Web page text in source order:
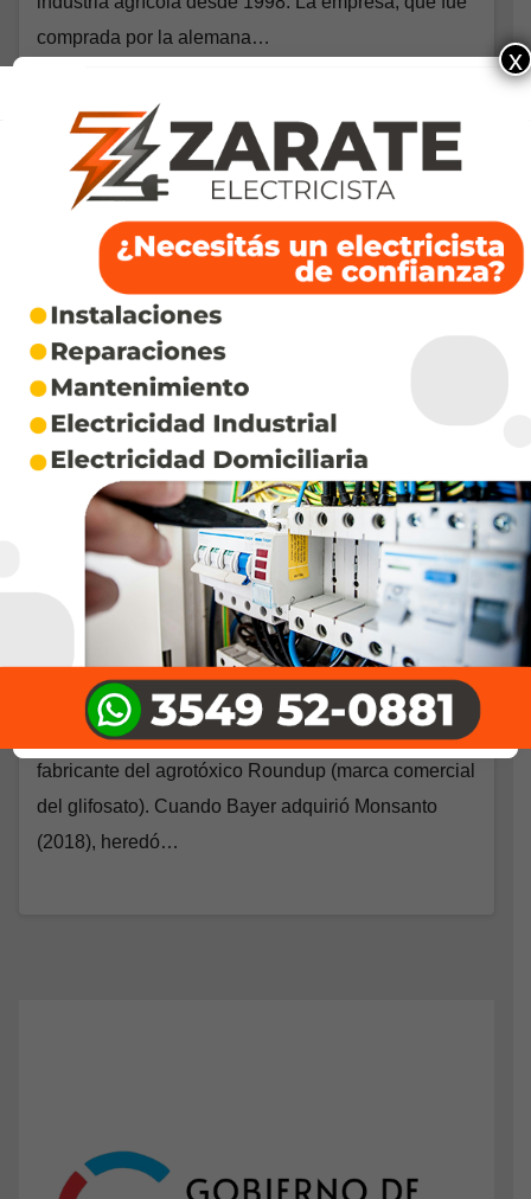
comprada por la alemana…
Más pruebas y juicios contra
Bayer-Monsanto por el glifosato
SEPTIEMBRE 16, 2025
OPINIÓN Por Carey Gillam* Traducido por Territorio
de Ideas Han sido meses malos para Bayer, el
fabricante del agrotóxico Roundup (marca comercial
del glifosato). Cuando Bayer adquirió Monsanto
(2018), heredó…
x